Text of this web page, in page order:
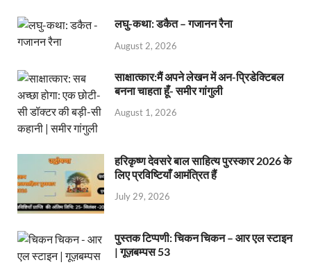
लघु-कथा: डकैत – गजानन रैना
August 2, 2026
साक्षात्कार:मैं अपने लेखन में अन-प्रिडेक्टिबल
बनना चाहता हूँ- समीर गांगुली
August 1, 2026
हरिकृष्ण देवसरे बाल साहित्य पुरस्कार 2026 के
लिए प्रविष्टियाँ आमंत्रित हैं
July 29, 2026
पुस्तक टिप्पणी: चिकन चिकन – आर एल स्टाइन
| गूज़बम्पस 53